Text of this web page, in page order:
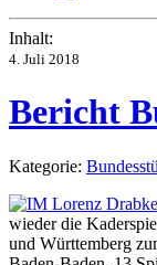
Inhalt:
4. Juli 2018
Bericht
Kategorie:
wieder die
und Württemberg